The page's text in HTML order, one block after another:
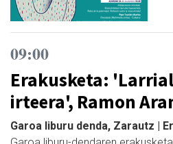
09:00
Erakusketa:
irteera', Ramon
Garoa liburu denda, Zarautz |